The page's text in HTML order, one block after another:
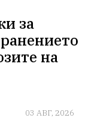
за
на
03 АВГ, 2026